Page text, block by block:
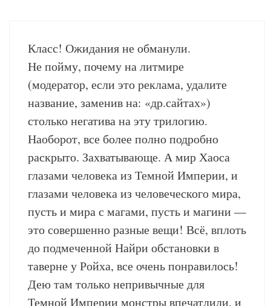
Класс! Ожидания не обманули.
Не пойму, почему на литмире
(модератор, если это реклама, удалите
название, заменив на: «др.сайтах»)
столько негатива на эту трилогию.
Наоборот, все более полно подробно
раскрыто. Захватывающе. А мир Хаоса
глазами человека из Темной Империи, и
глазами человека из человеческого мира,
пусть и мира с магами, пусть и магини —
это совершенно разные вещи! Всё, вплоть
до подмеченной Найри обстановки в
таверне у Ройха, все очень понравилось!
Дею там только непривычные для
Темной Империи монстры впечатлили, и